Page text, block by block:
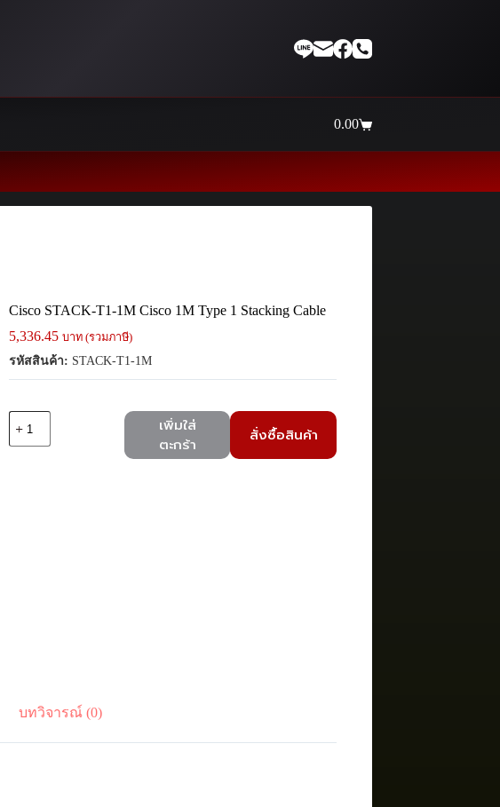
Shopping
0.00
Cisco STACK-T1-1M Cisco 1M Type 1 Stacking Cable
5,336.45 บาท (รวมภาษี)
รหัสสินค้า: STACK-T1-1M
เพิ่มใส่
ตะกร้า
สั่งซื้อสินค้า
บทวิจารณ์ (0)